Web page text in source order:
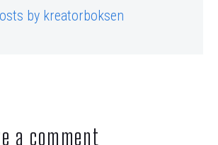
by kreatorboksen
a comment